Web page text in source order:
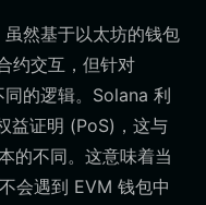
然基于以太坊的钱包
约交互，但针对
的逻辑。Solana 利
益证明 (PoS)，这与
的不同。这意味着当
会遇到 EVM 钱包中